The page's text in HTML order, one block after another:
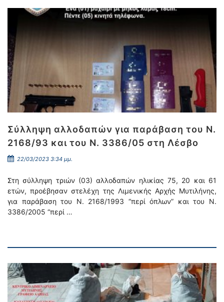
Σύλληψη αλλοδαπών για παράβαση του Ν.
2168/93 και του Ν. 3386/05 στη Λέσβο
22/03/2023 3:34 μμ.
Στη σύλληψη τριών (03) αλλοδαπών ηλικίας 75, 20 και 61
ετών, προέβησαν στελέχη της Λιμενικής Αρχής Μυτιλήνης,
για παράβαση του Ν. 2168/1993 “περί όπλων” και του Ν.
3386/2005 “περί …